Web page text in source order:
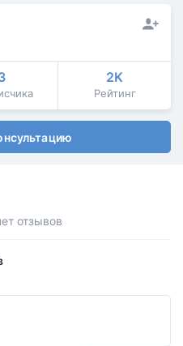
2K
Рейтинг
отзывов